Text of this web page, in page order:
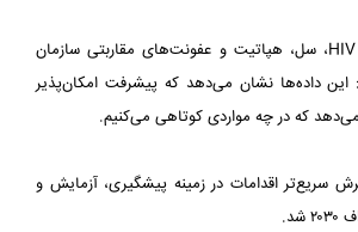
ترزا کاسائوا، مدیر بخش HIV، سل، هپاتیت و عفونت‌های مقاربتی سازمان
داده‌ها نشان می‌دهد که پیشرفت امکان‌پذیر
که در چه مواردی کوتاهی می‌کنیم.
سریع‌تر اقدامات در زمینه پیشگیری، آزمایش و